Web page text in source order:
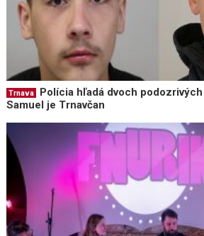
Trnava
Polícia hľadá dvoch
Samuel je Trnavčan